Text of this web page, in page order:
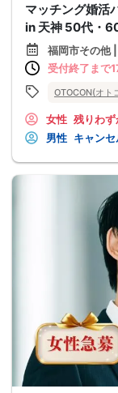
マッチング婚活
in 天神 50代・
福岡市その他
受付終了まで
OTOCON(オト
女性 残りわず
男性 キャン